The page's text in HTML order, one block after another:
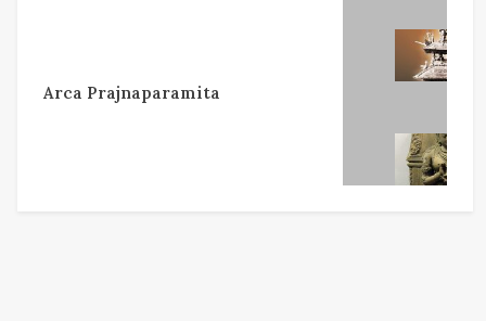
Arca Prajnaparamita